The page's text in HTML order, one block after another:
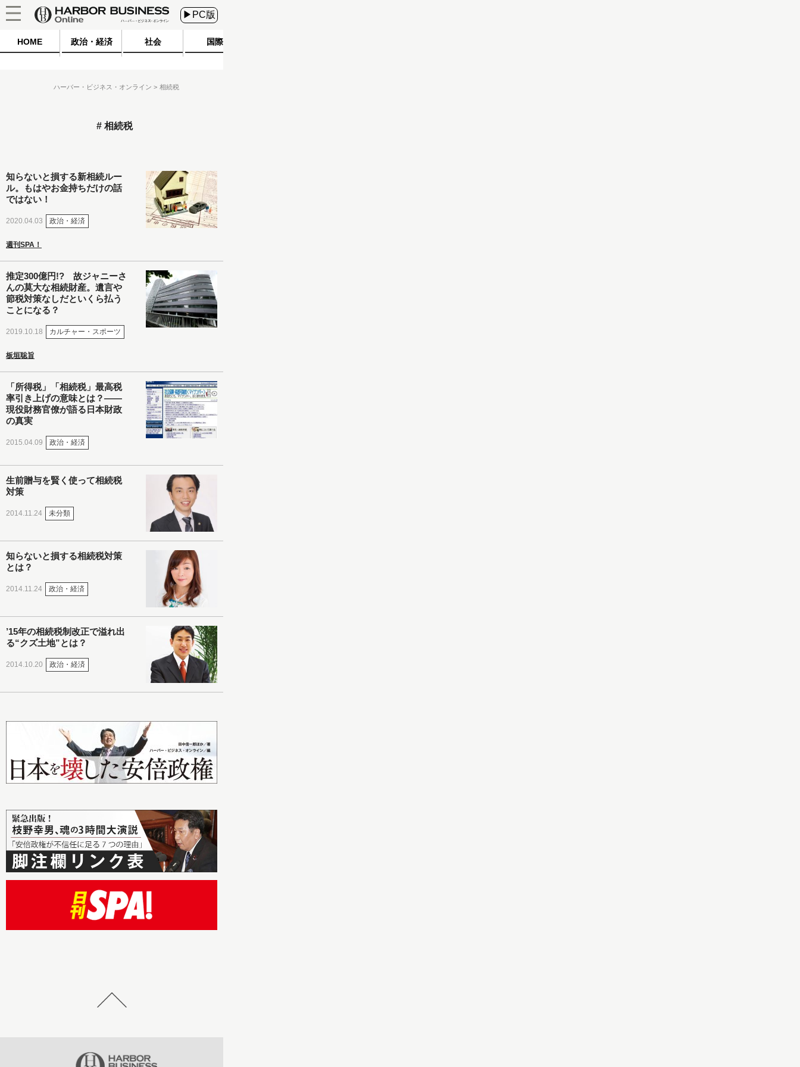
▶PC版
HOME 政治・経済 社会 国際
ハーバー・ビジネス・オンライン 相続税
相続税
知らないと損する新相続ルー
ル。もはやお金持ちだけの話
ではない！
2020.04.03 政治・経済
週刊SPA！
推定300億円!? 故ジャニーさ
んの莫大な相続財産。遺言や
節税対策なしだといくら払う
ことになる？
2019.10.18 カルチャー・スポーツ
板垣聡旨
「所得税」「相続税」最高税
率引き上げの意味とは？――
現役財務官僚が語る日本財政
の真実
2015.04.09 政治・経済
生前贈与を賢く使って相続税
対策
2014.11.24 未分類
知らないと損する相続税対策
とは？
2014.11.24 政治・経済
’15年の相続税制改正で溢れ出
る“クズ土地”とは？
2014.10.20 政治・経済